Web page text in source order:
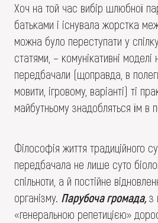
Хоч на той час вибір шлюбної
батьками і існувала жорстка
можна було переступати у
статями, – комунікативні
передбачали (щоправда, в
мовити, ігровому, варіанті) ті
майбутньому знадобляться їм в
Філософія життя традиційного
передбачала не лише суто
спільноти, а й постійне
організму. Парубоча громада,з
«генеральною репетицією»